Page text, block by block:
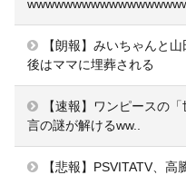
【朗報】みいちゃんと
後はママに埋葬される
【速報】ワンピースの
言の謎が解けるww..
【悲報】PSVITATV、